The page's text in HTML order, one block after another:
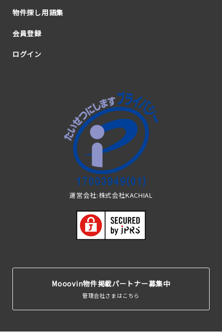
物件探し用語集
会員登録
ログイン
運営会社:株式会社KACHIAL
Mooovin物件掲載パートナー募集中
管理会社さまはこちら